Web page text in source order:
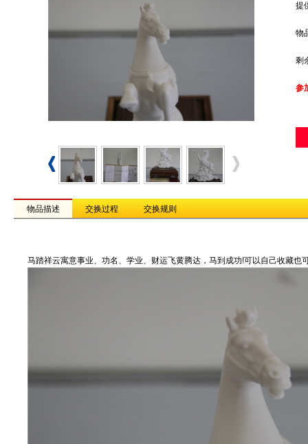
提
物
剩
参
物品描述 交换过程 交换规则
马踏祥云寓意事业、功名、学业、财运飞黄腾达，马到成功!可以自己收藏也